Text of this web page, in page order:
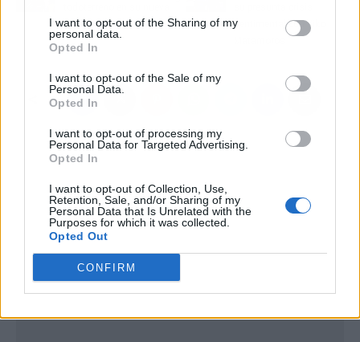
I want to opt-out of the Sharing of my
personal data.
Opted In
I want to opt-out of the Sale of my
Personal Data.
Opted In
I want to opt-out of processing my
Personal Data for Targeted Advertising.
Opted In
I want to opt-out of Collection, Use,
Retention, Sale, and/or Sharing of my
Personal Data that Is Unrelated with the
Purposes for which it was collected.
Opted Out
CONFIRM
vida
sentimental con Kiko